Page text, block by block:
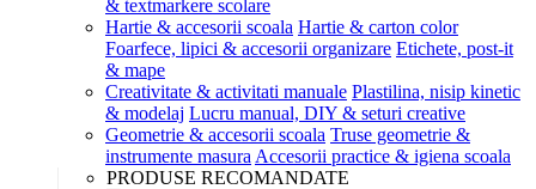
& textmarkere scolare
Hartie & accesorii scoala Hartie & carton color
Foarfece, lipici & accesorii organizare Etichete, post-it
& mape
Creativitate & activitati manuale Plastilina, nisip kinetic
& modelaj Lucru manual, DIY & seturi creative
Geometrie & accesorii scoala Truse geometrie &
instrumente masura Accesorii practice & igiena scoala
PRODUSE RECOMANDATE